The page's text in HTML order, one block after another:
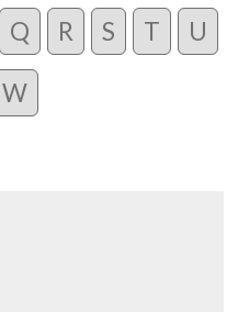
Q R S T U
W